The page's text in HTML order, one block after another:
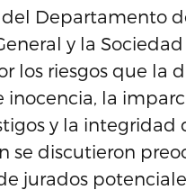
Departamento
y la
los riesgos que la
inocencia, la
y la integridad
se discutieron
jurados